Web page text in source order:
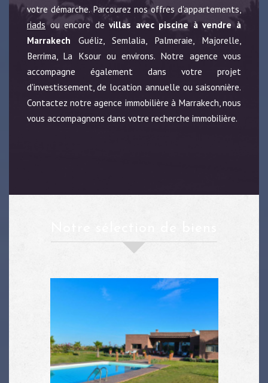
votre démarche. Parcourez nos offres d'appartements,
riads ou encore devillas avec piscine à vendre à
Marrakech Guéliz, Semlalia, Palmeraie, Majorelle,
Berrima, La Ksour ou environs. Notre agence vous
accompagne également dans votre projet
d'investissement, de location annuelle ou saisonnière.
Contactez notre agence immobilière à Marrakech, nous
vous accompagnons dans votre recherche immobilière.